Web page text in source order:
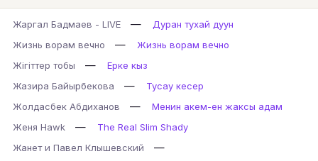
Жаргал Бадмаев - LIVE —
Дуран тухай дуун
Жизнь ворам вечно
—
Жизнь ворам вечно
Жігіттер тобы
—
Ерке кыз
Жазира Байырбекова
—
Тусау кесер
Жолдасбек Абдиханов
—
Менин акем-ен жаксы адам
Женя Hawk
—
The Real Slim Shady
Жанет и Павел Клышевский
—